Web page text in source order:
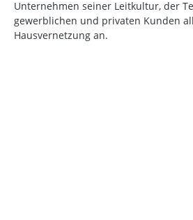
Unternehmen seiner Leitkultur, der
gewerblichen und privaten Kunden
Hausvernetzung an.